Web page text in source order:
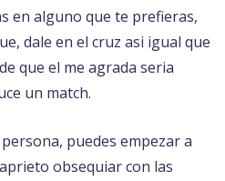
en alguno que te prefieras,
dale en el cruz asi igual que
que el me agrada seria
un match.
puedes empezar a
obsequiar con las